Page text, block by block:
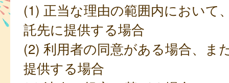
(1) 正当な理由の範囲内において
託先に提供する場合
(2) 利用者の同意がある場合、ま
提供する場合